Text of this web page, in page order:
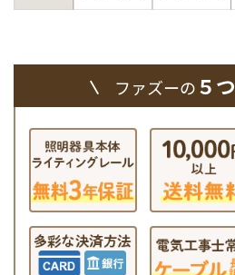
ファズーの５つ